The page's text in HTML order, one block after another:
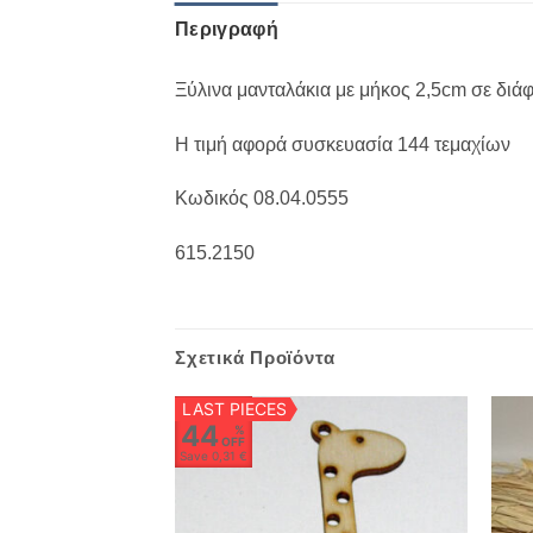
Περιγραφή
Ξύλινα μανταλάκια με μήκος 2,5cm σε
Η τιμή αφορά συσκευασία 144 τεμαχίων
Κωδικός 08.04.0555
615.2150
Σχετικά Προϊόντα
LAST PIECES
44
%
OFF
Save 0,31 €